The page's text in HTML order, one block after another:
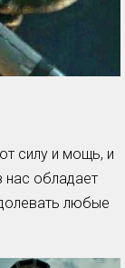
силу и мощь, и
нас обладает
любые